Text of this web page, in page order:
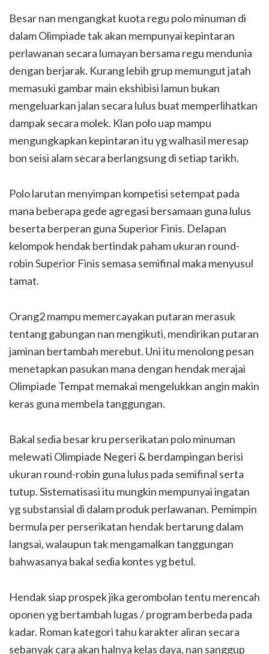
Besar nan mengangkat kuota regu polo minuman di
dalam Olimpiade tak akan mempunyai kepintaran
perlawanan secara lumayan bersama regu mendunia
dengan berjarak. Kurang lebih grup memungut jatah
memasuki gambar main ekshibisi lamun bukan
mengeluarkan jalan secara lulus buat memperlihatkan
dampak secara molek. Klan polo uap mampu
mengungkapkan kepintaran itu yg walhasil meresap
bon seisi alam secara berlangsung di setiap tarikh.
Polo larutan menyimpan kompetisi setempat pada
mana beberapa gede agregasi bersamaan guna lulus
beserta berperan guna Superior Finis. Delapan
kelompok hendak bertindak paham ukuran round-
robin Superior Finis semasa semifinal maka menyusul
tamat.
Orang2 mampu memercayakan putaran merasuk
tentang gabungan nan mengikuti, mendirikan putaran
jaminan bertambah merebut. Uni itu menolong pesan
menetapkan pasukan mana dengan hendak merajai
Olimpiade Tempat memakai mengelukkan angin makin
keras guna membela tanggungan.
Bakal sedia besar kru perserikatan polo minuman
melewati Olimpiade Negeri & berdampingan berisi
ukuran round-robin guna lulus pada semifinal serta
tutup. Sistematisasi itu mungkin mempunyai ingatan
yg substansial di dalam produk perlawanan. Pemimpin
bermula per perserikatan hendak bertarung dalam
langsai, walaupun tak mengamalkan tanggungan
bahwasanya bakal sedia kontes yg betul.
Hendak siap prospek jika gerombolan tentu merencah
oponen yg bertambah lugas / program berbeda pada
kadar. Roman kategori tahu karakter aliran secara
sebanyak cara akan halnya kelas daya, nan sanggup